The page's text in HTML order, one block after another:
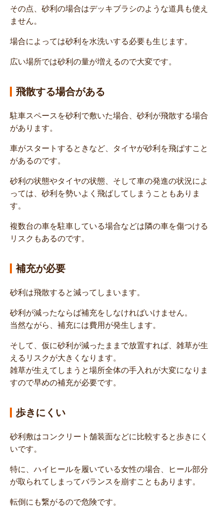
その点、砂利の場合はデッキブラシのような道具も使え
ません。
場合によっては砂利を水洗いする必要も生じます。
広い場所では砂利の量が増えるので大変です。
飛散する場合がある
駐車スペースを砂利で敷いた場合、砂利が飛散する場合
があります。
車がスタートするときなど、タイヤが砂利を飛ばすこと
があるのです。
砂利の状態やタイヤの状態、そして車の発進の状況によ
っては、砂利を勢いよく飛ばしてしまうこともありま
す。
複数台の車を駐車している場合などは隣の車を傷つける
リスクもあるのです。
補充が必要
砂利は飛散すると減ってしまいます。
砂利が減ったならば補充をしなければいけません。
当然ながら、補充には費用が発生します。
そして、仮に砂利が減ったままで放置すれば、雑草が生
えるリスクが大きくなります。
雑草が生えてしまうと場所全体の手入れが大変になりま
すので早めの補充が必要です。
歩きにくい
砂利敷はコンクリート舗装面などに比較すると歩きにく
いです。
特に、ハイヒールを履いている女性の場合、ヒール部分
が取られてしまってバランスを崩すこともあります。
転倒にも繋がるので危険です。